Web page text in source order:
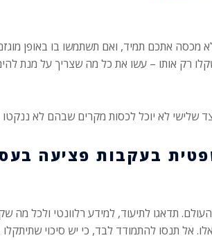
אתכם תמיד, ואם תשתמשו בו באופן
רק אותו – עשו את כל מה שצריך על מנת
שלישי לא יוכל לכסות מקרים שבהם לא
תדאגו לתיעוד, למידע רלוונטי ולכל מה
אל תנסו להתמודד לבד, כי יש סיכוי